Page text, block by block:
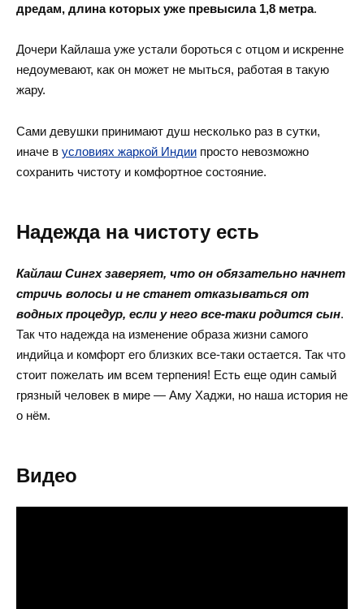
дредам, длина которых уже превысила 1,8 метра.
Дочери Кайлаша уже устали бороться с отцом и искренне
недоумевают, как он может не мыться, работая в такую
жару.
Сами девушки принимают душ несколько раз в сутки,
иначе в условиях жаркой Индии просто невозможно
сохранить чистоту и комфортное состояние.
Надежда на чистоту есть
Кайлаш Сингх заверяет, что он обязательно начнет
стричь волосы и не станет отказываться от
водных процедур, если у него все-таки родится сын.
Так что надежда на изменение образа жизни самого
индийца и комфорт его близких все-таки остается. Так что
стоит пожелать им всем терпения! Есть еще один самый
грязный человек в мире — Аму Хаджи, но наша история не
о нём.
Видео